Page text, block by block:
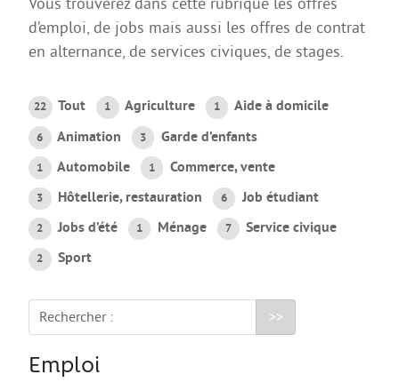
Étranger·es en France
Agir au quotidien
Etre bénévole ou volontaire
Créer mon projet
Créer mon entreprise
EMPLOI
Préparer sa candidature
Chercher un job
Qui peut m’accompagner ?
Les offres
Vous trouverez dans cette rubrique les offres
d’emploi, de jobs mais aussi les offres de contrat
en alternance, de services civiques, de stages.
22 Tout 1 Agriculture 1 Aide à domicile
6 Animation 3 Garde d’enfants
1 Automobile 1 Commerce, vente
3 Hôtellerie, restauration 6 Job étudiant
2 Jobs d’été 1 Ménage 7 Service civique
2 Sport
Rechercher :
Emploi